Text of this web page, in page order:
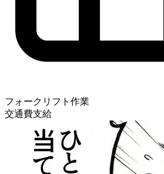
フォークリフト作業
交通費支給